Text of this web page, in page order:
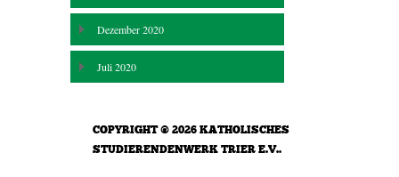
Dezember 2020
Juli 2020
COPYRIGHT © 2026 KATHOLISCHES
STUDIERENDENWERK TRIER E.V..